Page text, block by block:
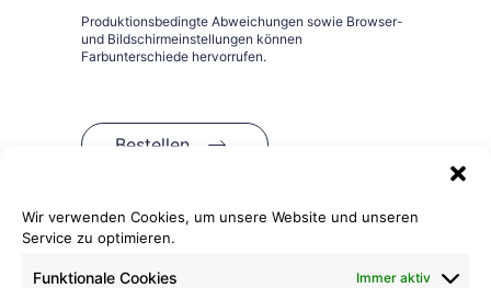
Wir verwenden Cookies, um unsere Website und unseren
Service zu optimieren.
Funktionale Cookies Immer aktiv
Bestellen